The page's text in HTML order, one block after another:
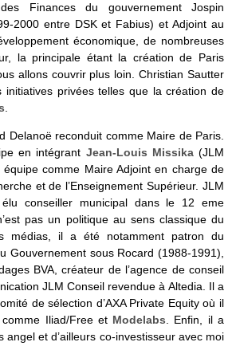
Finances du gouvernement Jospin
2000 entre DSK et Fabius) et Adjoint au
économique, de nombreuses
la principale étant la création de Paris
allons couvrir plus loin. Christian Sautter
initiatives privées telles que la création de
Delanoë reconduit comme Maire de Paris.
en intégrant Jean-Louis Missika(JLM
comme Maire Adjoint en charge de
et de l’Enseignement Supérieur. JLM
conseiller municipal dans le 12 eme
pas un politique au sens classique du
médias, il a été notamment patron du
Gouvernement sous Rocard (1988-1991),
BVA, créateur de l’agence de conseil
JLM Conseil revendue à Altedia. Il a
de sélection d’AXA Private Equity où il
Iliad/Free et Modelabs. Enfin, il a
angel et d’ailleurs co-investisseur avec moi